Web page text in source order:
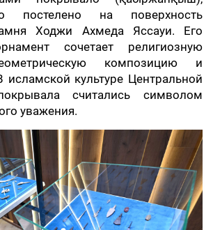
постелено на поверхность
Ходжи Ахмеда Яссауи. Его
сочетает религиозную
композицию и
исламской культуре Центральной
считались символом
уважения.